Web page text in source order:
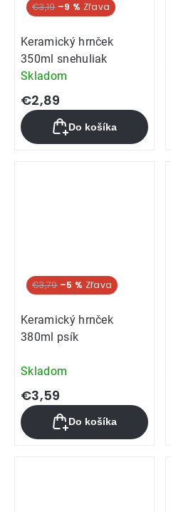
€3,19 –9 %
Keramický hrnček
350ml snehuliak
Skladom
€2,89
Do košíka
€3,79 –5 %
Keramický hrnček
380ml psík
Skladom
€3,59
Do košíka